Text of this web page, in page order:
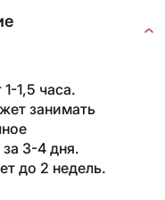
1,5 часа.
занимать
3-4 дня.
до 2 недель.